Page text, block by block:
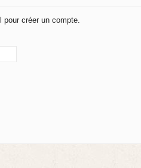
créer un compte.